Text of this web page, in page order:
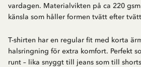
vardagen. Materialvikten på ca 220
känsla som håller formen tvätt efter
T-shirten har en regular fit med korta
halsringning för extra komfort. Perfekt
runt – lika snyggt till jeans som till